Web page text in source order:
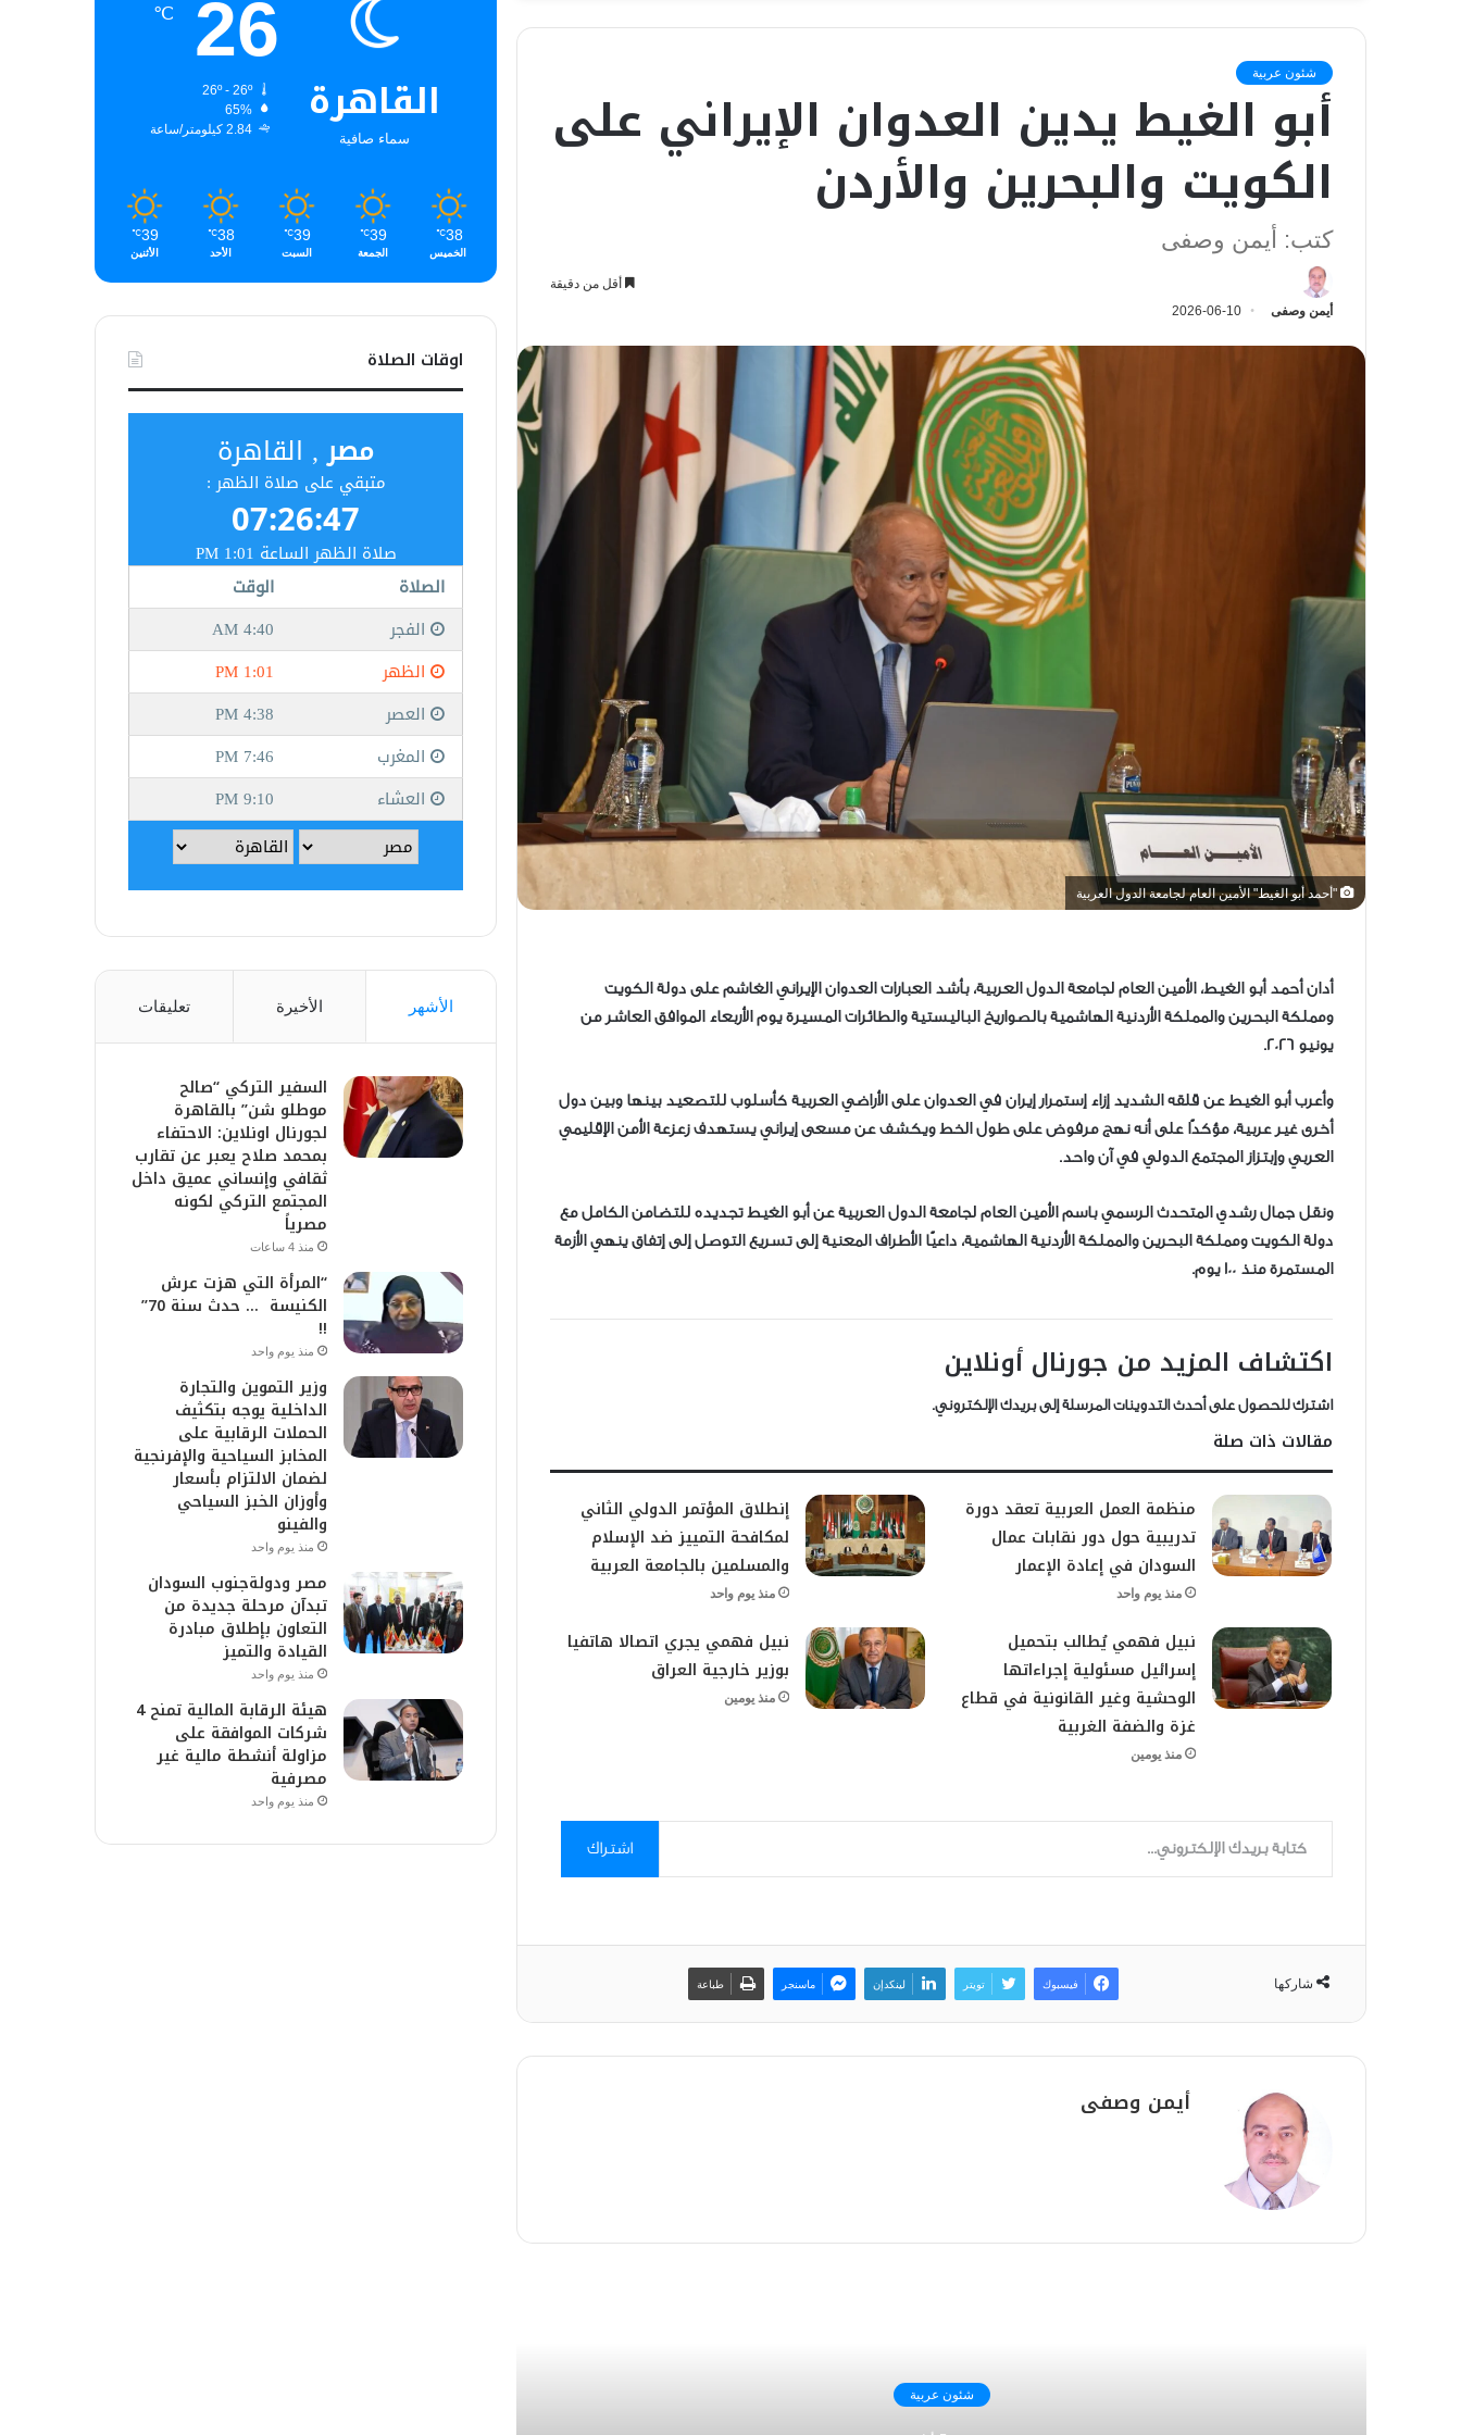
شئون عربية
أبو الغيط يدين العدوان الإيراني على
الكويت والبحرين والأردن
كتب: أيمن وصفى
أيمن وصفى 2026-06-10
أقل من دقيقة
"أحمد أبو الغيط" الأمين العام لجامعة الدول العربية
أدان أحمد أبو الغيط، الأمين العام لجامعة الدول العربية، بأشد العبارات العدوان الإيراني الغاشم على دولة الكويت
ومملكة البحرين والمملكة الأردنية الهاشمية بالصواريخ الباليستية والطائرات المسيرة يوم الأربعاء الموافق العاشر من
يونيو 2026.
وأعرب أبو الغيط عن قلقه الشديد إزاء إستمرار إيران في العدوان على الأراضي العربية كأسلوب للتصعيد بينها وبين دول
أخرى غير عربية، مؤكدًا على أنه نهج مرفوض على طول الخط ويكشف عن مسعى إيراني يستهدف زعزعة الأمن الإقليمي
العربي وإبتزاز المجتمع الدولي في آن واحد.
ونقل جمال رشدي المتحدث الرسمي باسم الأمين العام لجامعة الدول العربية عن أبو الغيط تجديده للتضامن الكامل مع
دولة الكويت ومملكة البحرين والمملكة الأردنية الهاشمية، داعيًا الأطراف المعنية إلى تسريع التوصل إلى إتفاق ينهي الأزمة
المستمرة منذ 100 يوم.
اكتشاف المزيد من جورنال أونلاين
اشترك للحصول على أحدث التدوينات المرسلة إلى بريدك الإلكتروني.
مقالات ذات صلة
منظمة العمل العربية تعقد دورة
تدريبية حول دور نقابات عمال
السودان في إعادة الإعمار
منذ يوم واحد
إنطلاق المؤتمر الدولي الثاني
لمكافحة التمييز ضد الإسلام
والمسلمين بالجامعة العربية
منذ يوم واحد
نبيل فهمي يُطالب بتحميل
إسرائيل مسئولية إجراءاتها
الوحشية وغير القانونية في قطاع
غزة والضفة الغربية
منذ يومين
نبيل فهمي يجري اتصالا هاتفيا
بوزير خارجية العراق
منذ يومين
كتابة بريدك الإلكتروني...
اشتراك
شاركها فيسبوك تويتر لينكدإن ماسنجر طباعة
أيمن وصفى
شئون عربية
القاهرة
سماء صافية
26
℃
26º - 26º
65%
2.84 كيلومتر/ساعة
38
℃
الخميس
39
℃
الجمعة
39
℃
السبت
38
℃
الأحد
39
℃
الأثنين
اوقات الصلاة
الأشهر الأخيرة تعليقات
السفير التركي “صالح
موطلو شن” بالقاهرة
لجورنال اونلاين: الاحتفاء
بمحمد صلاح يعبر عن تقارب
ثقافي وإنساني عميق داخل
المجتمع التركي لكونه
مصرياً
منذ 4 ساعات
“المرأة التي هزت عرش
الكنيسة … حدث سنة 70”
!!
منذ يوم واحد
وزير التموين والتجارة
الداخلية يوجه بتكثيف
الحملات الرقابية على
المخابز السياحية والإفرنجية
لضمان الالتزام بأسعار
وأوزان الخبز السياحي
والفينو
منذ يوم واحد
مصر ودولةجنوب السودان
تبدآن مرحلة جديدة من
التعاون بإطلاق مبادرة
القيادة والتميز
منذ يوم واحد
هيئة الرقابة المالية تمنح 4
شركات الموافقة على
مزاولة أنشطة مالية غير
مصرفية
منذ يوم واحد